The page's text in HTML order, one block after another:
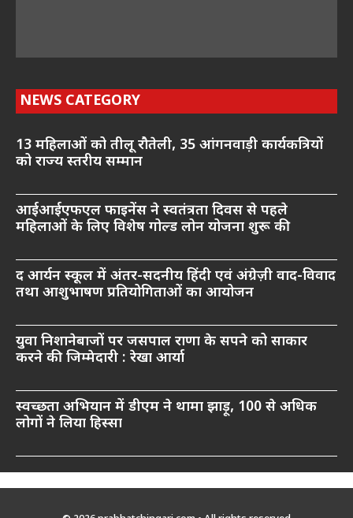
NEWS CATEGORY
13 महिलाओं को तीलू रौतेली, 35 आंगनवाड़ी कार्यकत्रियों
को राज्य स्तरीय सम्मान
आईआईएफएल फाइनेंस ने स्वतंत्रता दिवस से पहले
महिलाओं के लिए विशेष गोल्ड लोन योजना शुरू की
द आर्यन स्कूल में अंतर-सदनीय हिंदी एवं अंग्रेज़ी वाद-विवाद
तथा आशुभाषण प्रतियोगिताओं का आयोजन
युवा निशानेबाजों पर जसपाल राणा के सपने को साकार
करने की जिम्मेदारी : रेखा आर्या
स्वच्छता अभियान में डीएम ने थामा झाड़ू, 100 से अधिक
लोगों ने लिया हिस्सा